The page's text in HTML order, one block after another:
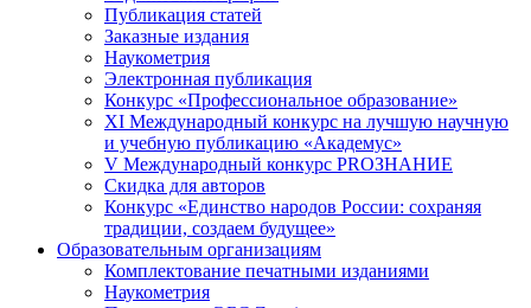
Публикация статей
Заказные издания
Наукометрия
Электронная публикация
Конкурс «Профессиональное образование»
XI Международный конкурс на лучшую научную
и учебную публикацию «Академус»
V Международный конкурс PROЗНАНИЕ
Скидка для авторов
Конкурс «Единство народов России: сохраняя
традиции, создаем будущее»
Образовательным организациям
Комплектование печатными изданиями
Наукометрия